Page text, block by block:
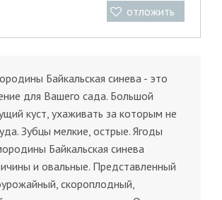
отложить
Байкальская синева - это
для Вашего сада. Большой
куст, ухаживать за которым не
Зубцы мелкие, острые. Ягоды
Байкальская синева
и овальные. Представленный
скороплодный,